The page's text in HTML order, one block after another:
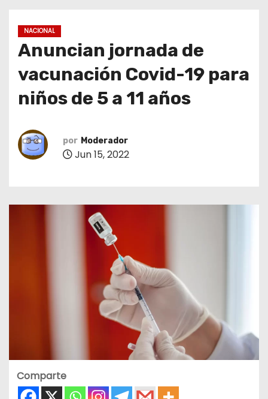
NACIONAL
Anuncian jornada de
vacunación Covid-19 para
niños de 5 a 11 años
por Moderador
Jun 15, 2022
Comparte